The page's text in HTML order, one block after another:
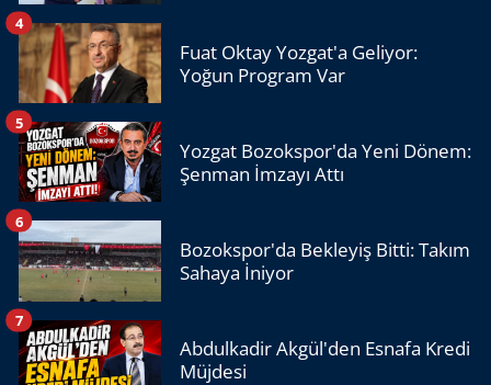
Fuat Oktay Yozgat'a Geliyor:
Yoğun Program Var
4
Yozgat Bozokspor'da Yeni Dönem:
Şenman İmzayı Attı
5
Bozokspor'da Bekleyiş Bitti: Takım
Sahaya İniyor
6
Abdulkadir Akgül'den Esnafa Kredi
Müjdesi
7